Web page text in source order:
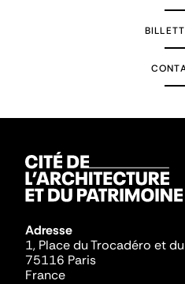
Adresse
1, Place du Trocadéro et
75116 Paris
France